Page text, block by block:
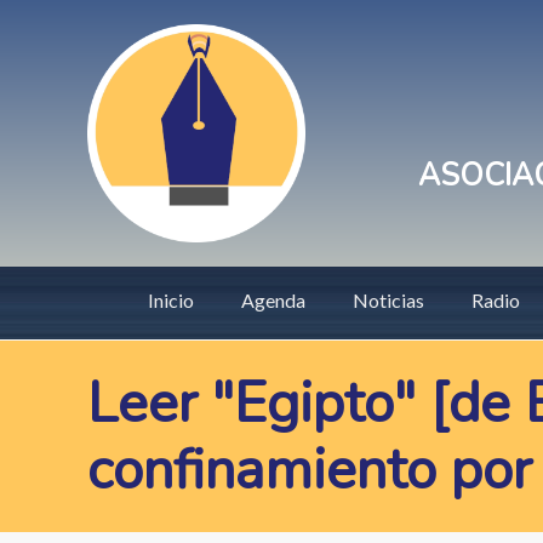
User
account
menu
Main
navigation
Inicio Agenda Noticias Radio
Leer "Egipto" [de
confinamiento